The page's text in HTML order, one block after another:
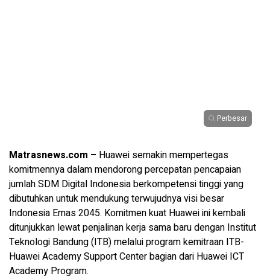
Perbesar
Matrasnews.com – Huawei semakin mempertegas
komitmennya dalam mendorong percepatan pencapaian
jumlah SDM Digital Indonesia berkompetensi tinggi yang
dibutuhkan untuk mendukung terwujudnya visi besar
Indonesia Emas 2045. Komitmen kuat Huawei ini kembali
ditunjukkan lewat penjalinan kerja sama baru dengan Institut
Teknologi Bandung (ITB) melalui program kemitraan ITB-
Huawei Academy Support Center bagian dari Huawei ICT
Academy Program.